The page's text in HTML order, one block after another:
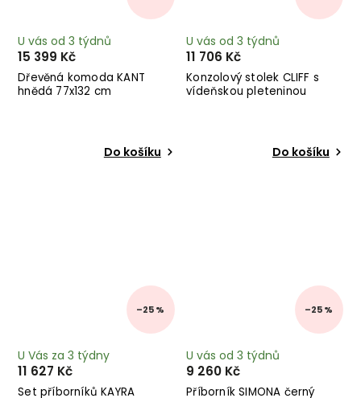
Dřevěná komoda KANT
hnědá 77x132 cm
U vás od 3 týdnů
15 399 Kč
Do košíku
Konzolový stolek CLIFF s
vídeňskou pleteninou
U vás od 3 týdnů
11 706 Kč
Do košíku
–25 %
Set příborníků KAYRA
U Vás za 3 týdny
11 627 Kč
–25 %
Příborník SIMONA černý
U vás od 3 týdnů
9 260 Kč